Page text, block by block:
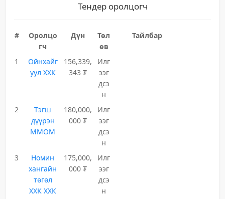
Тендер оролцогч
#
Оролцо
гч
Дүн
Төл
өв
Тайлбар
1
Ойнхайг
уул ХХК
156,339,
343 ₮
Илг
ээг
дсэ
н
2
Тэгш
дүүрэн
ММОМ
180,000,
000 ₮
Илг
ээг
дсэ
н
3
Номин
хангайн
төгөл
ХХК ХХК
175,000,
000 ₮
Илг
ээг
дсэ
н